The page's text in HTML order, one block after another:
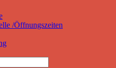
/Öffnungszeiten